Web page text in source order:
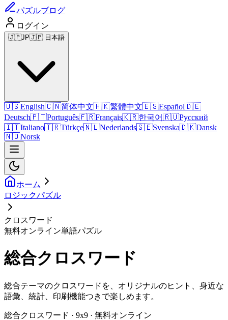
パズルブログ
ログイン
🇯🇵JP🇯🇵 日本語
🇺🇸English🇨🇳简体中文🇭🇰繁體中文🇪🇸Español🇩🇪
Deutsch🇵🇹Português🇫🇷Français🇰🇷한국어🇷🇺Русский
🇮🇹Italiano🇹🇷Türkçe🇳🇱Nederlands🇸🇪Svenska🇩🇰Dansk
🇳🇴Norsk
ホーム
ロジックパズル
クロスワード
無料オンライン単語パズル
総合クロスワード
総合テーマのクロスワードを、オリジナルのヒント、身近な
語彙、統計、印刷機能つきで楽しめます。
総合クロスワード · 9x9 · 無料オンライン